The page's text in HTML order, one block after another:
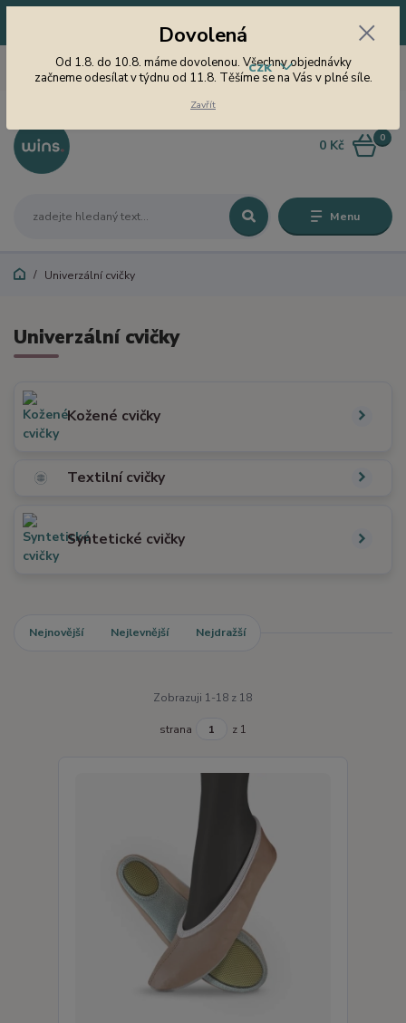
začneme odesílat v týdnu od 11.8. Těšíme se na Vás v plné síle.
Menu
CZK
605 747 185
Jsme tu pro Vás od 9 do 15
hodin
0
0 Kč
Univerzální cvičky
Univerzální cvičky
Kožené cvičky
Textilní cvičky
Syntetické cvičky
Nejnovější Nejlevnější Nejdražší
Zobrazuji 1-18 z 18
strana z 1
Dovolená
Od 1.8. do 10.8. máme dovolenou. Všechny objednávky
začneme odesílat v týdnu od 11.8. Těšíme se na Vás v plné síle.
Zavřít